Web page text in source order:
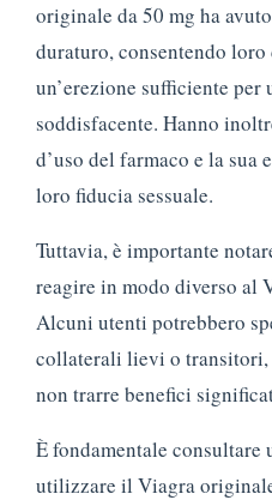
originale da 50 mg ha
duraturo, consentendo loro
un’erezione sufficiente per
soddisfacente. Hanno
d’uso del farmaco e la
loro fiducia sessuale.
Tuttavia, è importante
reagire in modo diverso al
Alcuni utenti potrebbero
collaterali lievi o
non trarre benefici
È fondamentale consultare
utilizzare il Viagra